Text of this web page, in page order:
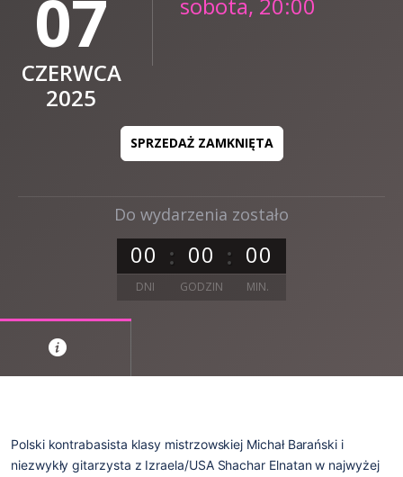
Do wydarzenia zostało
00 00 00
DNI GODZIN MIN.
07
CZERWCA
2025
sobota, 20:00
SPRZEDAŻ ZAMKNIĘTA
Polski kontrabasista klasy mistrzowskiej Michał Barański i
niezwykły gitarzysta z Izraela/USA Shachar Elnatan w najwyżej